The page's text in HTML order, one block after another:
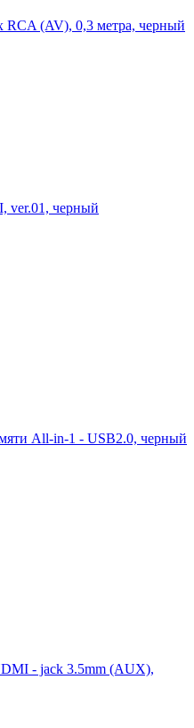
RCA (AV), 0,3 метра, черный
ver.01, черный
All-in-1 - USB2.0, черный
- jack 3.5mm (AUX),